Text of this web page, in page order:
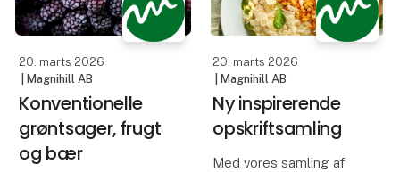
favoritter, nemlig is med
chokolade.
Det er
da vi fik tilbuddet om at
overtage mærket
Scan*Agra. Det blev sta
20. marts 2026
| Magnihill AB
Konventionelle
grøntsager, frugt
og bær
20. marts 2026
| Magnihill AB
Ny inspirerende
opskriftsamling
Med vores samling af